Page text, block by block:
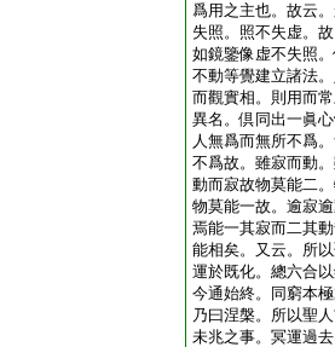
爲用之主也。故云
失照。照不失虚。
如鏡鑒像虚不失照
不動等覺建立諸法
而觀實相。則用而
異名。倶同出一眞
人無爲而無所不爲
不爲故。雖寂而動
動而寂故物莫能二
物莫能一故。逾寂
焉能一其寂而二其
能相矣。又云。所
運於既化。總六合
今通始終。同窮本
乃曰涅槃。所以聖
未兆之事。冥運過